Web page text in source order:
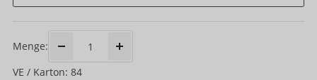
Menge:
VE / Karton: 84